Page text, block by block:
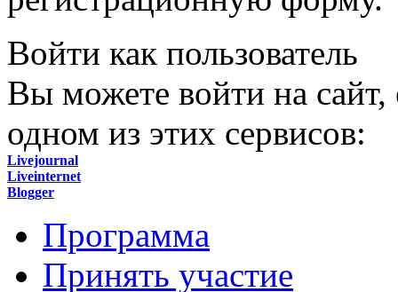
Войти как пользователь
Вы можете войти на сайт,
одном из этих сервисов:
Livejournal
Liveinternet
Blogger
Программа
Принять участие